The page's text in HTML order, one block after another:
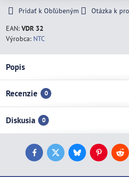
Pridať k Obľúbeným Otázka k
EAN: VDR 32
Výrobca: NTC
Popis
Recenzie 0
Diskusia 0
FacebookTwitterBlueskyPinterest